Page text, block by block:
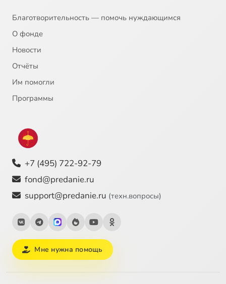
Благотворительность — помочь нуждающимся
О фонде
Новости
Отчёты
Им помогли
Программы
+7 (495) 722-92-79
fond@predanie.ru
support@predanie.ru (техн.вопросы)
Мне нужна помощь